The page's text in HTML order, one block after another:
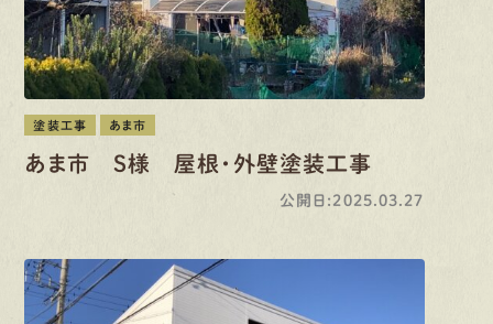
塗装工事 あま市
あま市 S様 屋根・外壁塗装工事
公開日:2025.03.27